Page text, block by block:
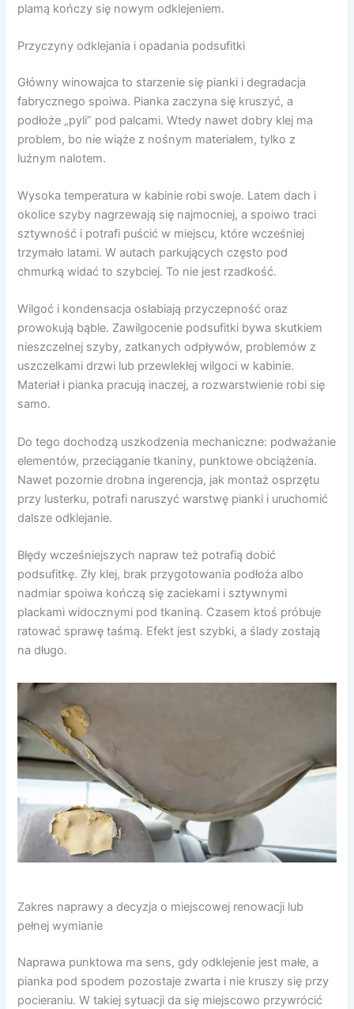
plamą kończy się nowym odklejeniem.
Przyczyny odklejania i opadania podsufitki
Główny winowajca to starzenie się pianki i degradacja
fabrycznego spoiwa. Pianka zaczyna się kruszyć, a
podłoże „pyli” pod palcami. Wtedy nawet dobry klej ma
problem, bo nie wiąże z nośnym materiałem, tylko z
luźnym nalotem.
Wysoka temperatura w kabinie robi swoje. Latem dach i
okolice szyby nagrzewają się najmocniej, a spoiwo traci
sztywność i potrafi puścić w miejscu, które wcześniej
trzymało latami. W autach parkujących często pod
chmurką widać to szybciej. To nie jest rzadkość.
Wilgoć i kondensacja osłabiają przyczepność oraz
prowokują bąble. Zawilgocenie podsufitki bywa skutkiem
nieszczelnej szyby, zatkanych odpływów, problemów z
uszczelkami drzwi lub przewlekłej wilgoci w kabinie.
Materiał i pianka pracują inaczej, a rozwarstwienie robi się
samo.
Do tego dochodzą uszkodzenia mechaniczne: podważanie
elementów, przeciąganie tkaniny, punktowe obciążenia.
Nawet pozornie drobna ingerencja, jak montaż osprzętu
przy lusterku, potrafi naruszyć warstwę pianki i uruchomić
dalsze odklejanie.
Błędy wcześniejszych napraw też potrafią dobić
podsufitkę. Zły klej, brak przygotowania podłoża albo
nadmiar spoiwa kończą się zaciekami i sztywnymi
plackami widocznymi pod tkaniną. Czasem ktoś próbuje
ratować sprawę taśmą. Efekt jest szybki, a ślady zostają
na długo.
Zakres naprawy a decyzja o miejscowej renowacji lub
pełnej wymianie
Naprawa punktowa ma sens, gdy odklejenie jest małe, a
pianka pod spodem pozostaje zwarta i nie kruszy się przy
pocieraniu. W takiej sytuacji da się miejscowo przywrócić